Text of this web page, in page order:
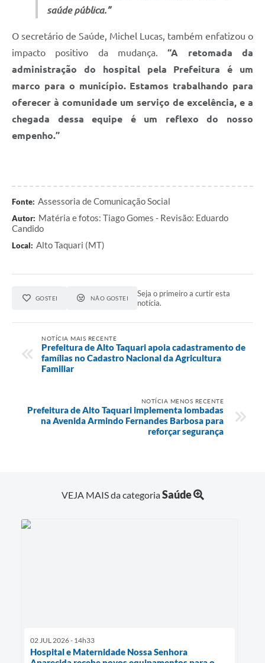
saúde pública.”
O secretário de Saúde, Michel Lucas, também enfatizou o
impacto positivo da mudança.“A retomada da
administração do hospital pela Prefeitura é um
marco para o município. Estamos trabalhando para
oferecer à comunidade um serviço de excelência, e a
chegada dessa equipe é um reflexo do nosso
empenho.”
Fonte: Assessoria de Comunicação Social
Autor: Matéria e fotos: Tiago Gomes - Revisão: Eduardo
Candido
Local: Alto Taquari (MT)
GOSTEI NÃO GOSTEI
Seja o primeiro a curtir esta
notícia.
NOTÍCIA MAIS RECENTE
Prefeitura de Alto Taquari apoia cadastramento de
famílias no Cadastro Nacional da Agricultura
Familiar
NOTÍCIA MENOS RECENTE
Prefeitura de Alto Taquari implementa lombadas
na Avenida Armindo Fernandes Barbosa para
reforçar segurança
VEJA MAIS da categoriaSaúde
02 JUL 2026 - 14h33
Hospital e Maternidade Nossa Senhora